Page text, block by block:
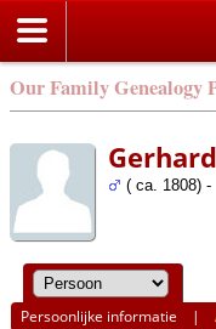
Our Family Genealogy
( ca. 1808) -
Persoonlijke informatie |